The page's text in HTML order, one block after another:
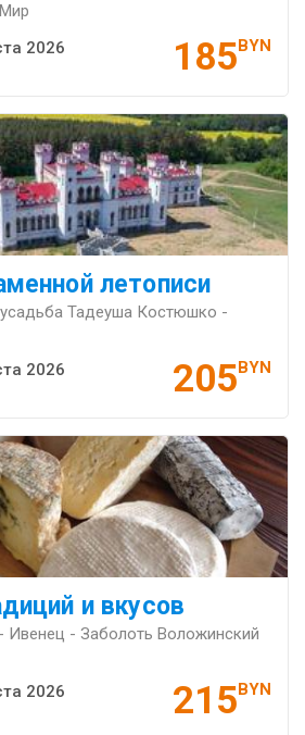
185BYN
2026
летописи
Тадеуша Костюшко -
205BYN
2026
и вкусов
Ивенец - Заболоть Воложинский
215BYN
2026